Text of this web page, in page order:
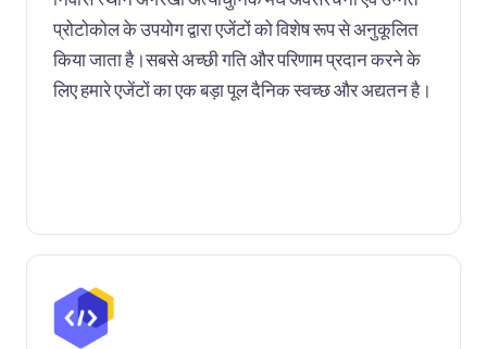
प्रोटोकोल के उपयोग द्वारा एजेंटों को विशेष रूप से अनुकूलित
किया जाता है।सबसे अच्छी गति और परिणाम प्रदान करने के
लिए हमारे एजेंटों का एक बड़ा पूल दैनिक स्वच्छ और अद्यतन है।